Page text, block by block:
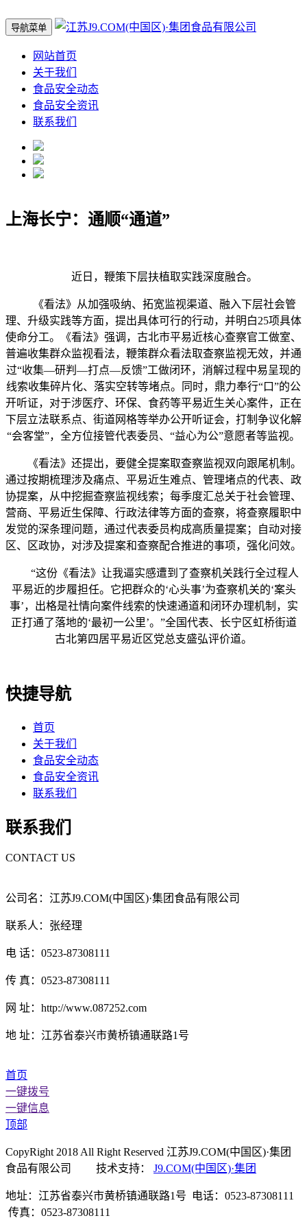
导航菜单
网站首页
关于我们
食品安全动态
食品安全资讯
联系我们
上海长宁：通顺“通道”
近日，鞭策下层扶植取实践深度融合。
《看法》从加强吸纳、拓宽监视渠道、融入下层社会管
理、升级实践等方面，提出具体可行的行动，并明白25项具体
使命分工。《看法》强调，古北市平易近核心查察官工做室、
普遍收集群众监视看法，鞭策群众看法取查察监视无效，并通
过“收集—研判—打点—反馈”工做闭环，消解过程中易呈现的
线索收集碎片化、落实空转等堵点。同时，鼎力奉行“口”的公
开听证，对于涉医疗、环保、食药等平易近生关心案件，正在
下层立法联系点、街道网格等举办公开听证会，打制争议化解
“会客堂”，全方位接管代表委员、“益心为公”意愿者等监视。
《看法》还提出，要健全提案取查察监视双向跟尾机制。
通过按期梳理涉及痛点、平易近生难点、管理堵点的代表、政
协提案，从中挖掘查察监视线索；每季度汇总关于社会管理、
营商、平易近生保障、行政法律等方面的查察，将查察履职中
发觉的深条理问题，通过代表委员构成高质量提案；自动对接
区、区政协，对涉及提案和查察配合推进的事项，强化问效。
“这份《看法》让我逼实感遭到了查察机关践行全过程人
平易近的步履担任。它把群众的‘心头事’为查察机关的‘案头
事’，出格是社情向案件线索的快速通道和闭环办理机制，实
正打通了落地的‘最初一公里’。”全国代表、长宁区虹桥街道
古北第四居平易近区党总支盛弘评价道。
快捷导航
首页
关于我们
食品安全动态
食品安全资讯
联系我们
联系我们
CONTACT US
公司名：江苏J9.COM(中国区)·集团食品有限公司
联系人：张经理
电 话：0523-87308111
传 真：0523-87308111
网 址：http://www.087252.com
地 址：江苏省泰兴市黄桥镇通联路1号
首页
一键拨号
一键信息
顶部
CopyRight 2018 All Right Reserved 江苏J9.COM(中国区)·集团
食品有限公司 技术支持： J9.COM(中国区)·集团
地址：江苏省泰兴市黄桥镇通联路1号 电话：0523-87308111
传真：0523-87308111